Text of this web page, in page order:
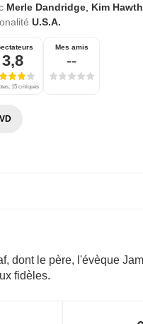
Merle Dandridge Kim
U.S.A.
3,8
15 critiques
Mes amis
--
dont le père, l'évèque
fidèles.